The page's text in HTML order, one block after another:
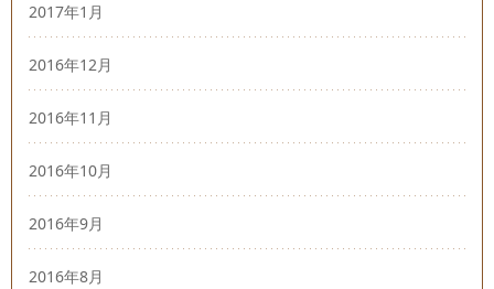
2017年1月
2016年12月
2016年11月
2016年10月
2016年9月
2016年8月